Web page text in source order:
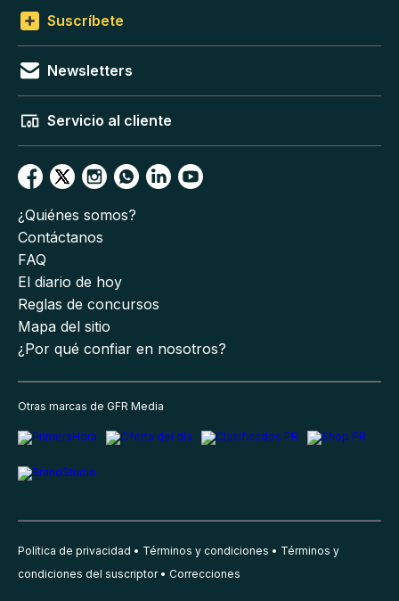
Suscríbete
Newsletters
Servicio al cliente
¿Quiénes somos?
Contáctanos
FAQ
El diario de hoy
Reglas de concursos
Mapa del sitio
¿Por qué confiar en nosotros?
Otras marcas de GFR Media
Política de privacidad Términos y condiciones
Términos y
condiciones del suscriptor
Correcciones